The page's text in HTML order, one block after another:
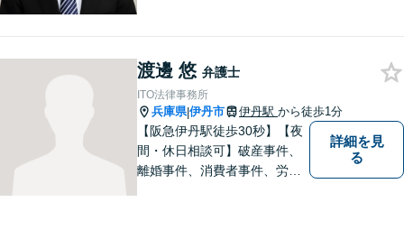
れず、尽力してまいります。
【メーカー法務経験あり】
渡邊 悠 弁護士
ITO法律事務所
兵庫県|伊丹市 伊丹駅 から徒歩1分
【阪急伊丹駅徒歩30秒】【夜
間・休日相談可】破産事件、
離婚事件、消費者事件、労働
詳細を見
る